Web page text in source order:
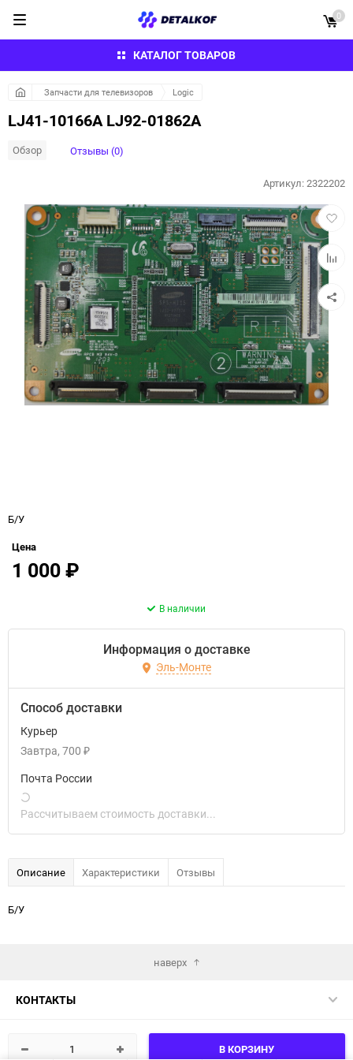
КАТАЛОГ ТОВАРОВ
0
Запчасти для телевизоров Logic
LJ41-10166A LJ92-01862A
Обзор Отзывы (0)
в
к
Артикул:2322202
Б/У
Цена
1 000₽
В КОРЗИНУ
В наличии
Информация о доставке
Эль-Монте
Способ доставки
Курьер
Завтра 700 ₽
Почта России
Рассчитываем стоимость доставки...
Описание Характеристики Отзывы
Б/У
наверх
КОНТАКТЫ